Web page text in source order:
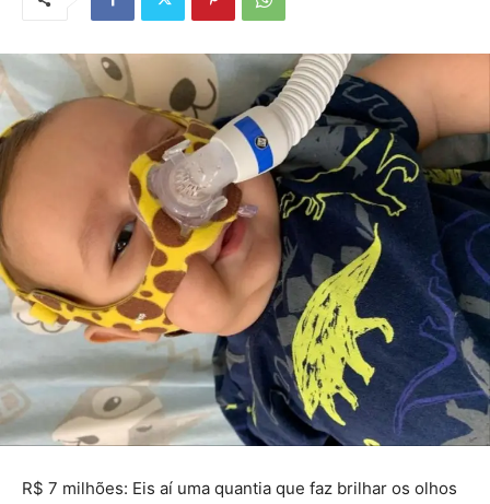
R$ 7 milhões: Eis aí uma quantia que faz brilhar os olhos